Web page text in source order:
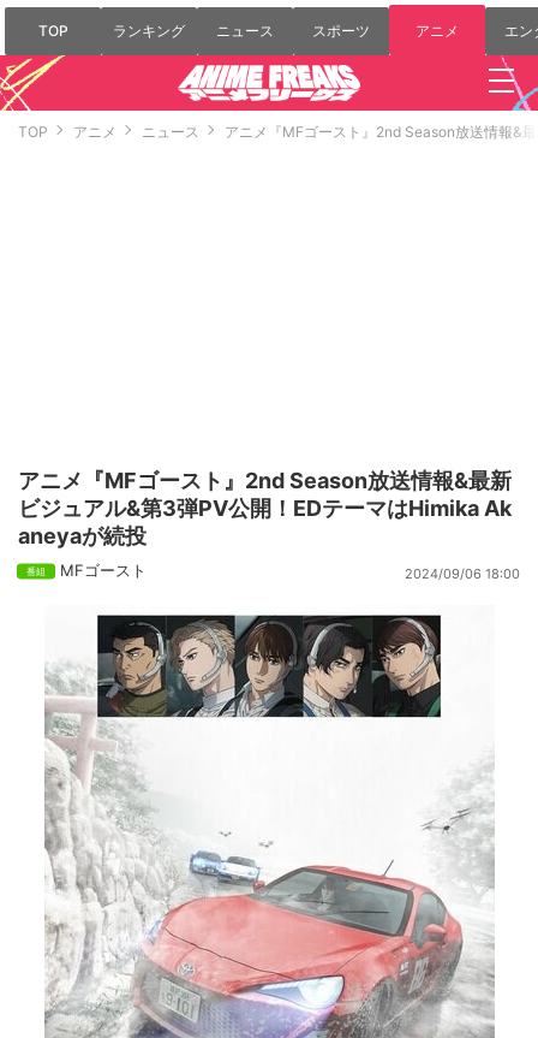
TOP ランキング ニュース スポーツ アニメ エン
TOP アニメ ニュース アニメ『MFゴースト』2nd Season放送情報&
アニメ『MFゴースト』2nd Season放送情報&最新
ビジュアル&第3弾PV公開！EDテーマはHimika Ak
aneyaが続投
MFゴースト 2024/09/06 18:00